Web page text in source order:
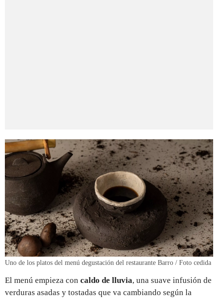
Uno de los platos del menú degustación del restaurante Barro / Foto cedida
El menú empieza con caldo de lluvia, una suave infusión de
verduras asadas y tostadas que va cambiando según la